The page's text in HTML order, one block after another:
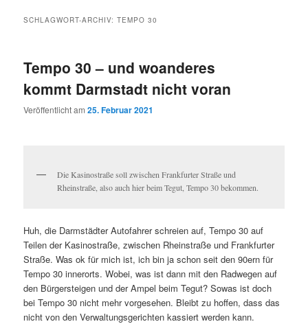
SCHLAGWORT-ARCHIV:TEMPO 30
Tempo 30 – und woanderes
kommt Darmstadt nicht voran
Veröffentlicht am25. Februar 2021
Die Kasinostraße soll zwischen Frankfurter Straße und
Rheinstraße, also auch hier beim Tegut, Tempo 30 bekommen.
Huh, die Darmstädter Autofahrer schreien auf, Tempo 30 auf
Teilen der Kasinostraße, zwischen Rheinstraße und Frankfurter
Straße. Was ok für mich ist, ich bin ja schon seit den 90ern für
Tempo 30 innerorts. Wobei, was ist dann mit den Radwegen auf
den Bürgersteigen und der Ampel beim Tegut? Sowas ist doch
bei Tempo 30 nicht mehr vorgesehen. Bleibt zu hoffen, dass das
nicht von den Verwaltungsgerichten kassiert werden kann.